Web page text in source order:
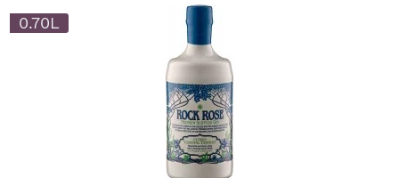
0.70L